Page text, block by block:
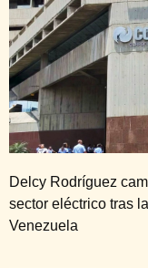
Delcy Rodríguez
sector eléctrico tras
Venezuela